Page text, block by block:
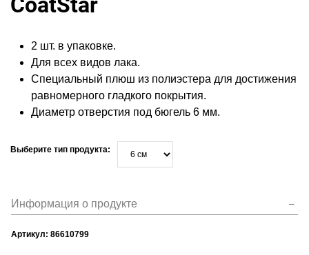
2 шт. в упаковке.
Для всех видов лака.
Специальный плюш из полиэстера для достижения
равномерного гладкого покрытия.
Диаметр отверстия под бюгель 6 мм.
Выберите тип продукта:
Информация о продукте
Артикул: 86610799